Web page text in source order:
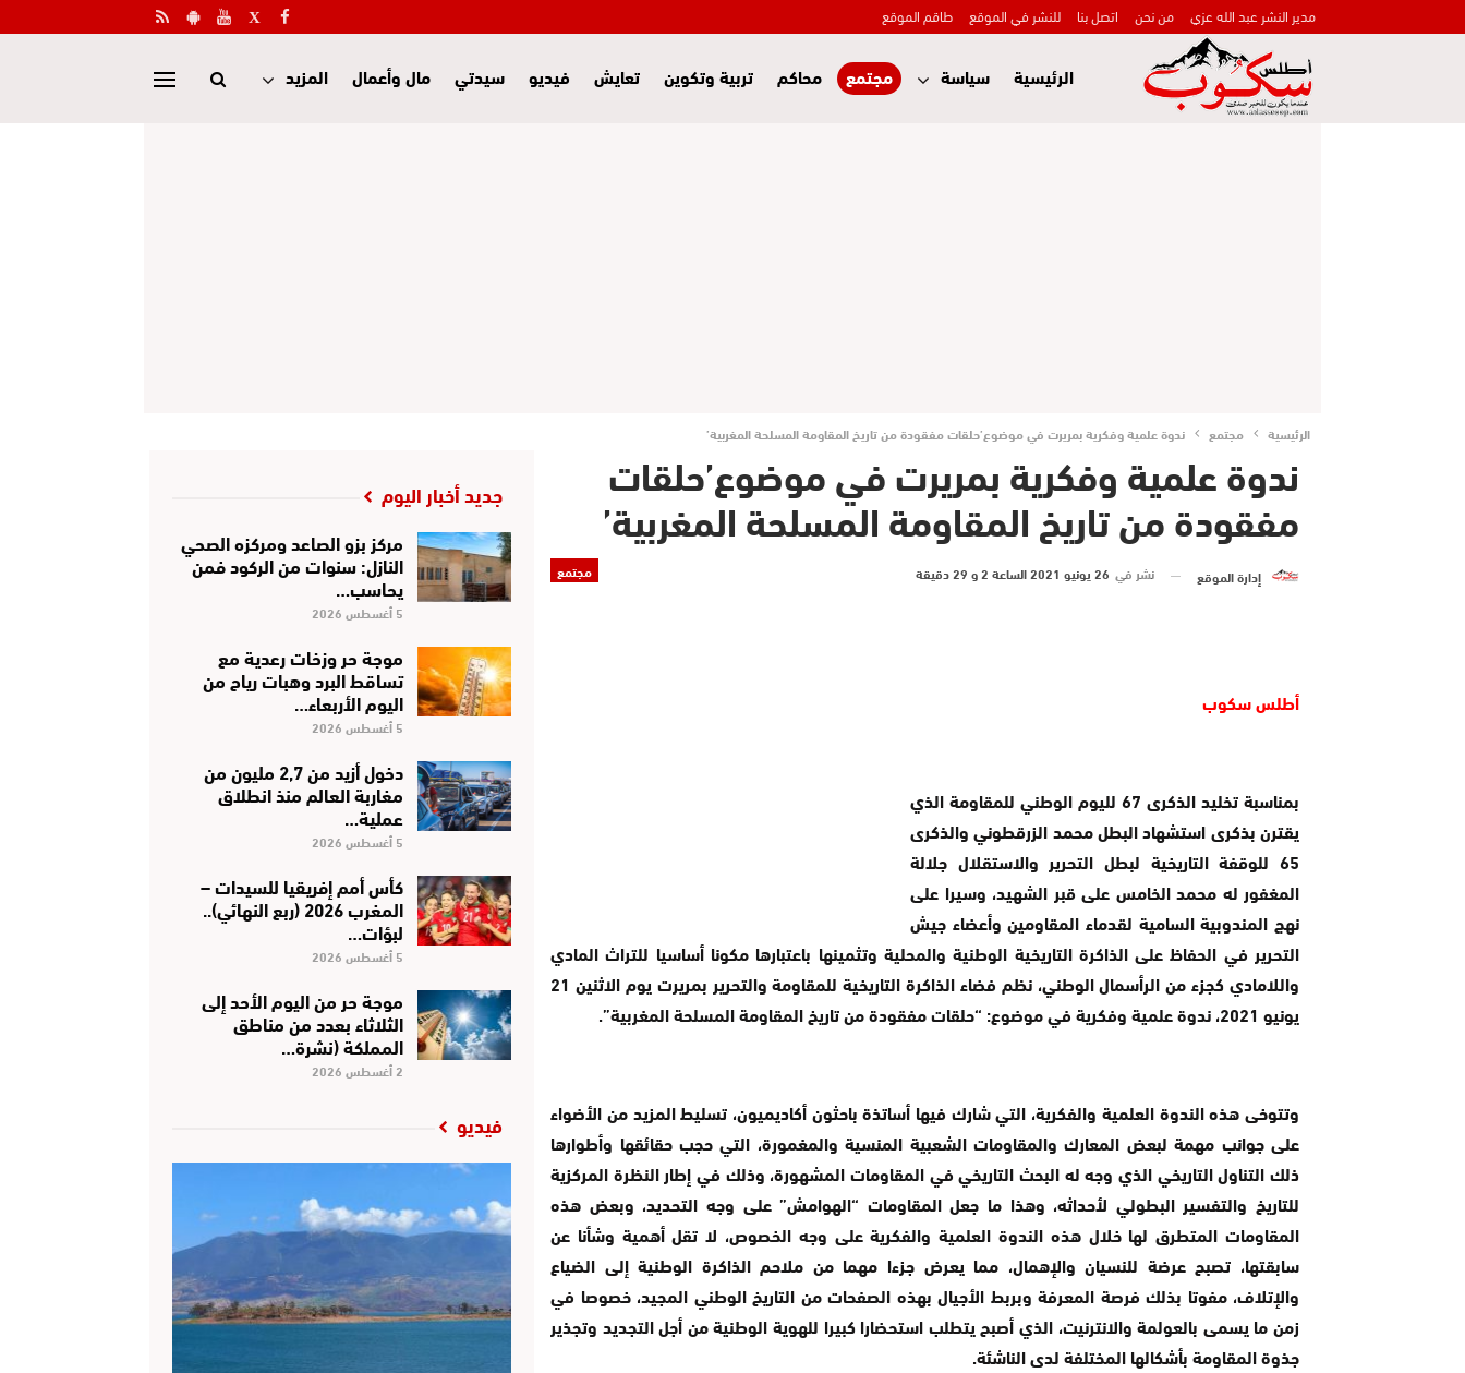
مدير النشر عبد الله عزي من نحن اتصل بنا للنشر في الموقع طاقم الموقع
الرئيسية سياسة مجتمع محاكم تربية وتكوين تعايش فيديو سيدتي مال وأعمال المزيد
الرئيسية مجتمع ندوة علمية وفكرية بمريرت في موضوع’حلقات مفقودة من تاريخ المقاومة المسلحة المغربية’
ندوة علمية وفكرية بمريرت في موضوع’حلقات
مفقودة من تاريخ المقاومة المسلحة المغربية’
مجتمع إدارة الموقع نشر في 26 يونيو 2021 الساعة 2 و 29 دقيقة
أطلس سكوب
بمناسبة تخليد الذكرى 67 لليوم الوطني للمقاومة الذي
يقترن بذكرى استشهاد البطل محمد الزرقطوني والذكرى
65 للوقفة التاريخية لبطل التحرير والاستقلال جلالة
المغفور له محمد الخامس على قبر الشهيد، وسيرا على
نهج المندوبية السامية لقدماء المقاومين وأعضاء جيش
التحرير في الحفاظ على الذاكرة التاريخية الوطنية والمحلية وتثمينها باعتبارها مكونا أساسيا للتراث المادي
واللامادي كجزء من الرأسمال الوطني، نظم فضاء الذاكرة التاريخية للمقاومة والتحرير بمريرت يوم الاثنين 21
يونيو 2021، ندوة علمية وفكرية في موضوع: “حلقات مفقودة من تاريخ المقاومة المسلحة المغربية”.
وتتوخى هذه الندوة العلمية والفكرية، التي شارك فيها أساتذة باحثون أكاديميون، تسليط المزيد من الأضواء
على جوانب مهمة لبعض المعارك والمقاومات الشعبية المنسية والمغمورة، التي حجب حقائقها وأطوارها
ذلك التناول التاريخي الذي وجه له البحث التاريخي في المقاومات المشهورة، وذلك في إطار النظرة المركزية
للتاريخ والتفسير البطولي لأحداثه، وهذا ما جعل المقاومات “الهوامش” على وجه التحديد، وبعض هذه
المقاومات المتطرق لها خلال هذه الندوة العلمية والفكرية على وجه الخصوص، لا تقل أهمية وشأنا عن
سابقتها، تصبح عرضة للنسيان والإهمال، مما يعرض جزءا مهما من ملاحم الذاكرة الوطنية إلى الضياع
والإتلاف، مفوتا بذلك فرصة المعرفة وبربط الأجيال بهذه الصفحات من التاريخ الوطني المجيد، خصوصا في
زمن ما يسمى بالعولمة والانترنيت، الذي أصبح يتطلب استحضارا كبيرا للهوية الوطنية من أجل التجديد وتجذير
جذوة المقاومة بأشكالها المختلفة لدى الناشئة.
جديد أخبار اليوم
مركز بزو الصاعد ومركزه الصحي
النازل: سنوات من الركود فمن
يحاسب…
5 أغسطس 2026
موجة حر وزخات رعدية مع
تساقط البرد وهبات رياح من
اليوم الأربعاء…
5 أغسطس 2026
دخول أزيد من 2,7 مليون من
مغاربة العالم منذ انطلاق
عملية…
5 أغسطس 2026
كأس أمم إفريقيا للسيدات –
المغرب 2026 (ربع النهائي)..
لبؤات…
5 أغسطس 2026
موجة حر من اليوم الأحد إلى
الثلاثاء بعدد من مناطق
المملكة (نشرة…
2 أغسطس 2026
فيديو